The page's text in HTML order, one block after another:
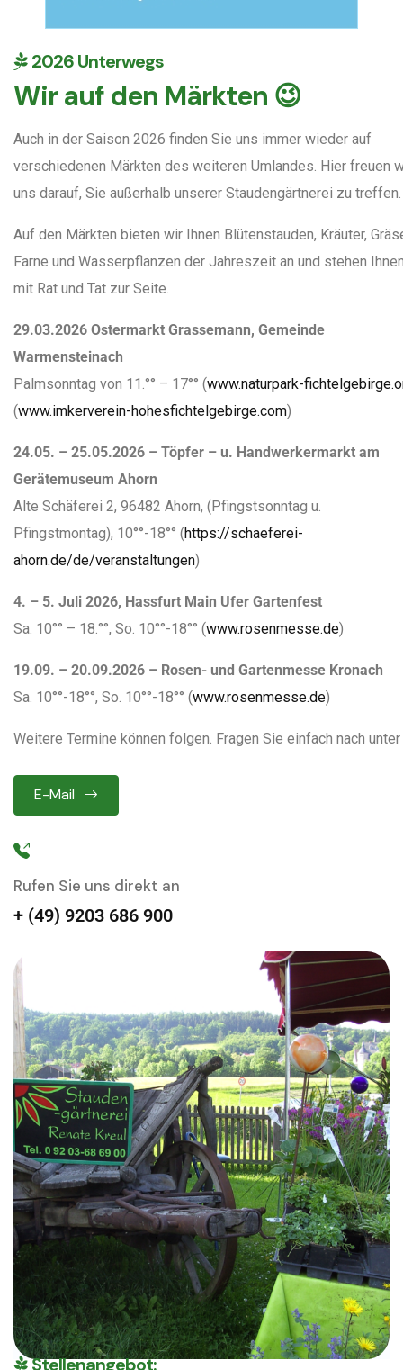
2026 Unterwegs
Wir auf den Märkten 😉
Auch in der Saison 2026 finden Sie uns immer wieder auf
verschiedenen Märkten des weiteren Umlandes. Hier freuen
uns darauf, Sie außerhalb unserer Staudengärtnerei zu treffen.
Auf den Märkten bieten wir Ihnen Blütenstauden, Kräuter,
Farne und Wasserpflanzen der Jahreszeit an und stehen
mit Rat und Tat zur Seite.
29.03.2026 Ostermarkt Grassemann, Gemeinde
Warmensteinach
Palmsonntag von 11.°° – 17°° (www.naturpark-
(www.imkerverein-hohesfichtelgebirge.com)
24.05. – 25.05.2026 – Töpfer – u. Handwerkermarkt am
Gerätemuseum Ahorn
Alte Schäferei 2, 96482 Ahorn, (Pfingstsonntag u.
Pfingstmontag), 10°°-18°° (https://schaeferei-
ahorn.de/de/veranstaltungen)
4. – 5. Juli 2026, Hassfurt Main Ufer Gartenfest
Sa. 10°° – 18.°°, So. 10°°-18°° (www.rosenmesse.de)
19.09. – 20.09.2026 – Rosen- und Gartenmesse Kronach
Sa. 10°°-18°°, So. 10°°-18°° (www.rosenmesse.de)
Weitere Termine können folgen. Fragen Sie einfach nach
E-Mail
Rufen Sie uns direkt an
+ (49) 9203 686 900
Stellenangebot: